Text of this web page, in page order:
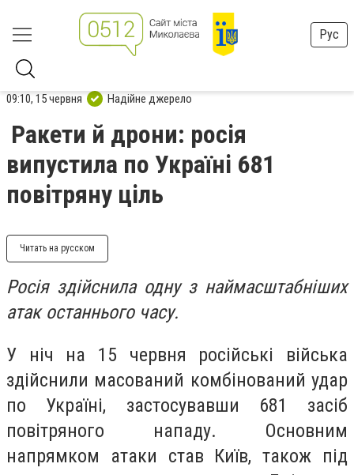
Рус
09:10, 15 червня Надійне джерело
Ракети й дрони: росія
випустила по Україні 681
повітряну ціль
Читать на русском
Росія здійснила одну з наймасштабніших
атак останнього часу.
У ніч на 15 червня російські війська
здійснили масований комбінований удар
по Україні, застосувавши 681 засіб
повітряного нападу. Основним
напрямком атаки став Київ, також під